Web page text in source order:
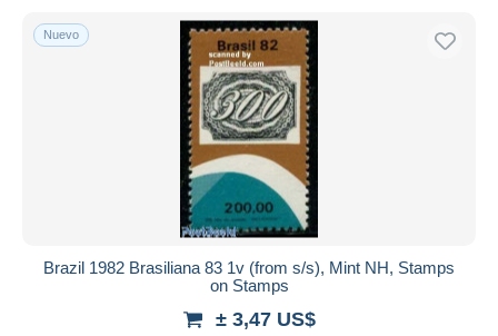
Nuevo
Brazil 1982 Brasiliana 83 1v (from s/s), Mint NH, Stamps
on Stamps
± 3,47 US$